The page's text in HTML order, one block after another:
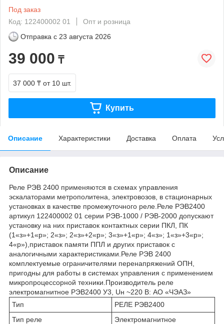
Под заказ
Код: 122400002 01
Опт и розница
Отправка с 23 августа 2026
39 000 ₸
37 000 ₸ от 10 шт.
Купить
Описание Характеристики Доставка Оплата
Описание
Реле РЭВ 2400 применяются в схемах управления
эскалаторами метрополитена, электровозов, в стационарных
установках в качестве промежуточного реле.Реле РЭВ2400
артикул 122400002 01 серии РЭВ-1000 / РЭВ-2000 допускают
установку на них приставок контактных серии ПКЛ, ПК
(1«з»+1«р»; 2«з»; 2«з»+2«р»; 3«з»+1«р»; 4«з»; 1«з»+3«р»;
4«р»),приставок памяти ППЛ и других приставок с
аналогичными характеристиками.Реле РЭВ 2400
комплектуемые ограничителями перенапряжений ОПН,
пригодны для работы в системах управления с применением
микропроцессорной техники.Производитель реле
электромагнитное РЭВ2400 У3, Uн ~220 В: АО «ЧЭАЗ»
Тип
РЕЛЕ РЭВ2400
Тип реле
Электромагнитное